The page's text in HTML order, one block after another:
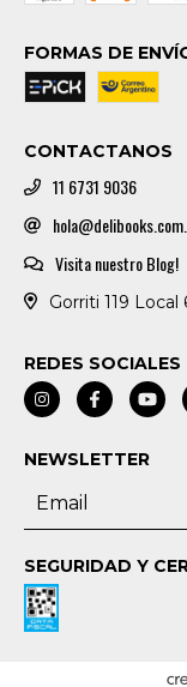
FORMAS DE
CONTACTANOS
11 6731 9036
Visita nuestro Blog!
Gorriti 119
REDES SOCIALES
NEWSLETTER
SEGURIDAD Y